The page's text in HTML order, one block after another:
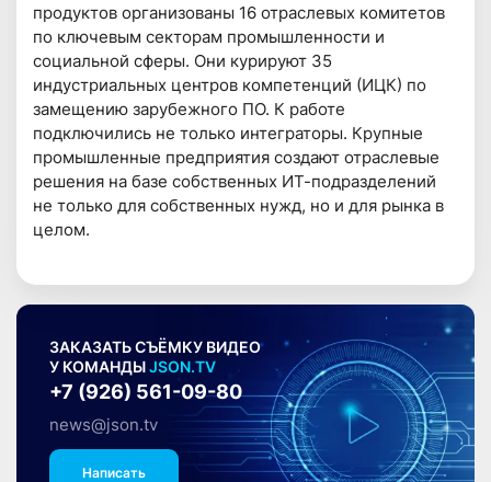
продуктов организованы 16 отраслевых комитетов
по ключевым секторам промышленности и
социальной сферы. Они курируют 35
индустриальных центров компетенций (ИЦК) по
замещению зарубежного ПО. К работе
подключились не только интеграторы. Крупные
промышленные предприятия создают отраслевые
решения на базе собственных ИТ-подразделений
не только для собственных нужд, но и для рынка в
целом.
ЗАКАЗАТЬ СЪЁМКУ ВИДЕО
У КОМАНДЫJSON.TV
+7 (926) 561-09-80
news@json.tv
Написать